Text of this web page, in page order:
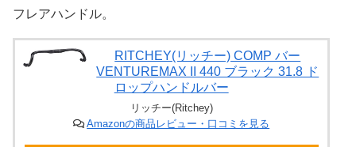
フレアハンドル。
RITCHEY(リッチー) COMP バー
VENTUREMAX II 440 ブラック 31.8 ド
ロップハンドルバー
リッチー(Ritchey)
Amazonの商品レビュー・口コミを見る